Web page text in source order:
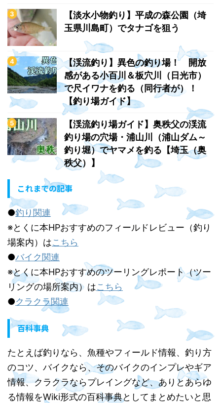
【淡水小物釣り】平成の森公園（埼
玉県川島町）でタナゴを狙う
【渓流釣り】異色の釣り場！ 開放
感がある小百川＆板穴川（日光市）
で尺イワナを釣る（同行者が）！
【釣り場ガイド】
【渓流釣り場ガイド】奥秩父の渓流
釣り場の穴場・浦山川（浦山ダム～
釣り堀）でヤマメを釣る【埼玉（奥
秩父）】
これまでの記事
●釣り関連
※とくに本HPおすすめのフィールドレビュー（釣り
場案内）はこちら
●バイク関連
※とくに本HPおすすめのツーリングレポート（ツー
リングの場所案内）はこちら
●クラクラ関連
百科事典
たとえば釣りなら、魚種やフィールド情報、釣り方
のコツ、バイクなら、そのバイクのインプレやギア
情報、クラクラならプレイングなど、ありとあらゆ
る情報をWiki形式の百科事典としてまとめたいと思